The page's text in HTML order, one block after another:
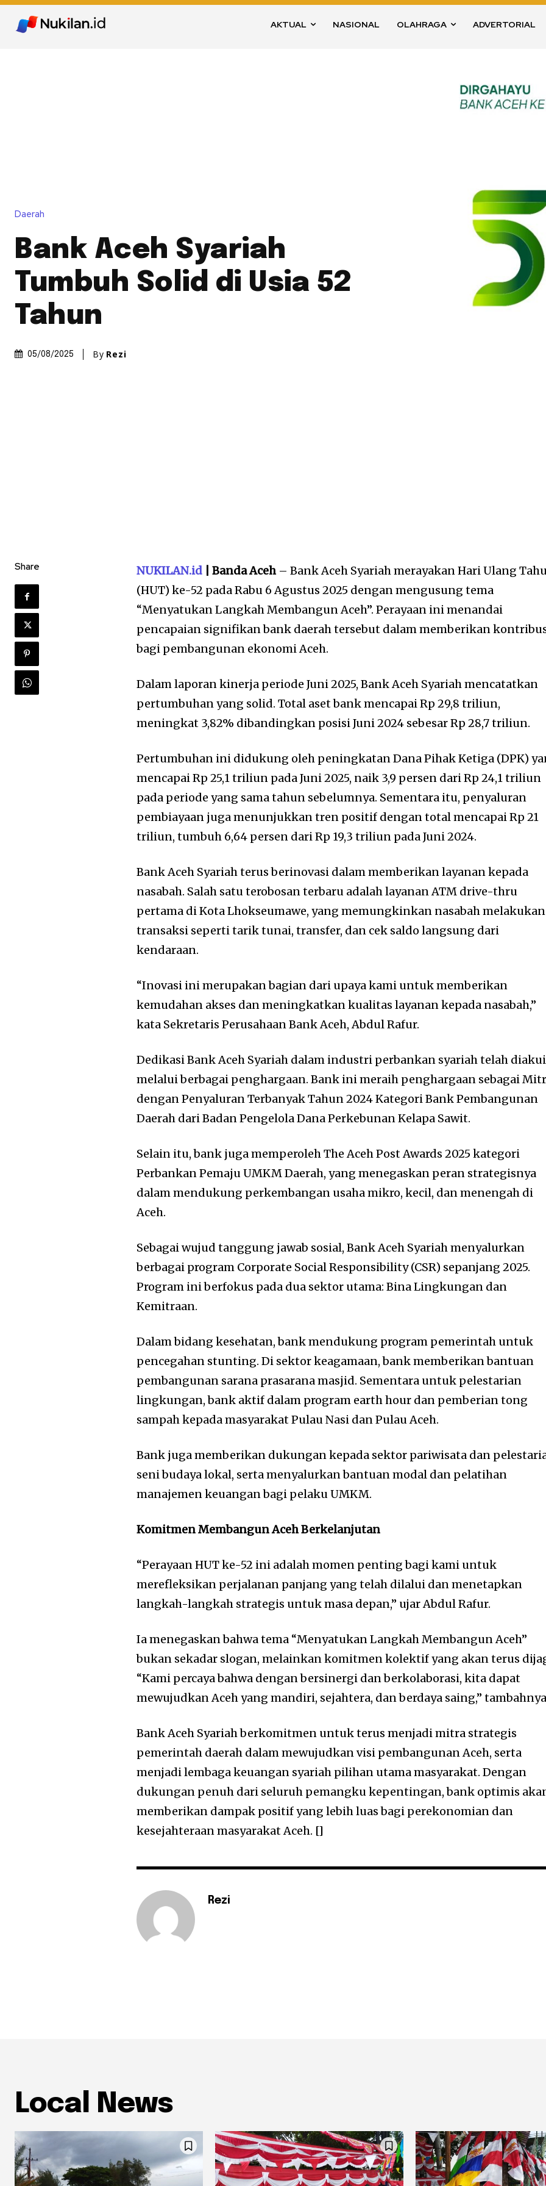
AKTUAL NASIONAL OLAHRAGA ADVERTORIAL
Daerah
Bank Aceh Syariah
Tumbuh Solid di Usia 52
Tahun
05/08/2025 By Rezi
Share NUKILAN.id | Banda Aceh– Bank Aceh Syariah merayakan Hari Ulang
(HUT) ke-52 pada Rabu 6 Agustus 2025 dengan mengusung tema
“Menyatukan Langkah Membangun Aceh”. Perayaan ini menandai
pencapaian signifikan bank daerah tersebut dalam memberikan
bagi pembangunan ekonomi Aceh.
Dalam laporan kinerja periode Juni 2025, Bank Aceh Syariah mencatatkan
pertumbuhan yang solid. Total aset bank mencapai Rp 29,8 triliun,
meningkat 3,82% dibandingkan posisi Juni 2024 sebesar Rp 28,7 triliun.
Pertumbuhan ini didukung oleh peningkatan Dana Pihak Ketiga (DPK)
mencapai Rp 25,1 triliun pada Juni 2025, naik 3,9 persen dari Rp 24,1 triliun
pada periode yang sama tahun sebelumnya. Sementara itu, penyaluran
pembiayaan juga menunjukkan tren positif dengan total mencapai Rp 21
triliun, tumbuh 6,64 persen dari Rp 19,3 triliun pada Juni 2024.
Bank Aceh Syariah terus berinovasi dalam memberikan layanan kepada
nasabah. Salah satu terobosan terbaru adalah layanan ATM drive-thru
pertama di Kota Lhokseumawe, yang memungkinkan nasabah melakukan
transaksi seperti tarik tunai, transfer, dan cek saldo langsung dari
kendaraan.
“Inovasi ini merupakan bagian dari upaya kami untuk memberikan
kemudahan akses dan meningkatkan kualitas layanan kepada nasabah,”
kata Sekretaris Perusahaan Bank Aceh, Abdul Rafur.
Dedikasi Bank Aceh Syariah dalam industri perbankan syariah telah diakui
melalui berbagai penghargaan. Bank ini meraih penghargaan sebagai
dengan Penyaluran Terbanyak Tahun 2024 Kategori Bank Pembangunan
Daerah dari Badan Pengelola Dana Perkebunan Kelapa Sawit.
Selain itu, bank juga memperoleh The Aceh Post Awards 2025 kategori
Perbankan Pemaju UMKM Daerah, yang menegaskan peran strategisnya
dalam mendukung perkembangan usaha mikro, kecil, dan menengah di
Aceh.
Sebagai wujud tanggung jawab sosial, Bank Aceh Syariah menyalurkan
berbagai program Corporate Social Responsibility (CSR) sepanjang 2025.
Program ini berfokus pada dua sektor utama: Bina Lingkungan dan
Kemitraan.
Dalam bidang kesehatan, bank mendukung program pemerintah untuk
pencegahan stunting. Di sektor keagamaan, bank memberikan bantuan
pembangunan sarana prasarana masjid. Sementara untuk pelestarian
lingkungan, bank aktif dalam program earth hour dan pemberian tong
sampah kepada masyarakat Pulau Nasi dan Pulau Aceh.
Bank juga memberikan dukungan kepada sektor pariwisata dan
seni budaya lokal, serta menyalurkan bantuan modal dan pelatihan
manajemen keuangan bagi pelaku UMKM.
Komitmen Membangun Aceh Berkelanjutan
“Perayaan HUT ke-52 ini adalah momen penting bagi kami untuk
merefleksikan perjalanan panjang yang telah dilalui dan menetapkan
langkah-langkah strategis untuk masa depan,” ujar Abdul Rafur.
Ia menegaskan bahwa tema “Menyatukan Langkah Membangun Aceh”
bukan sekadar slogan, melainkan komitmen kolektif yang akan terus
“Kami percaya bahwa dengan bersinergi dan berkolaborasi, kita dapat
mewujudkan Aceh yang mandiri, sejahtera, dan berdaya saing,”
Bank Aceh Syariah berkomitmen untuk terus menjadi mitra strategis
pemerintah daerah dalam mewujudkan visi pembangunan Aceh, serta
menjadi lembaga keuangan syariah pilihan utama masyarakat. Dengan
dukungan penuh dari seluruh pemangku kepentingan, bank optimis
memberikan dampak positif yang lebih luas bagi perekonomian dan
kesejahteraan masyarakat Aceh. []
Rezi
Local News